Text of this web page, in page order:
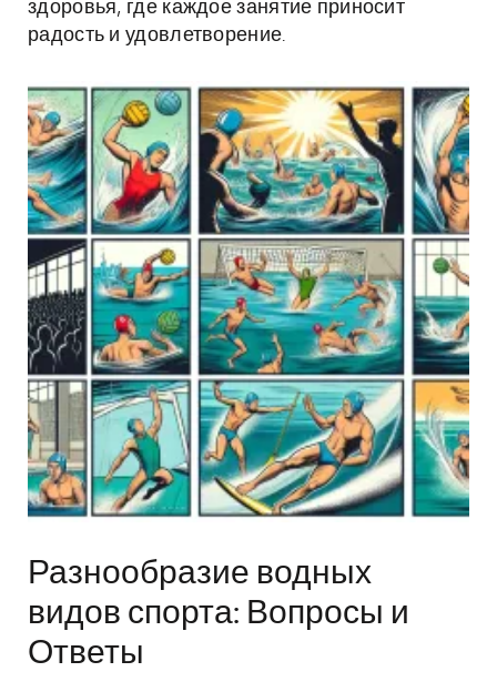
здоровья, где каждое занятие приносит
радость и удовлетворение.
Разнообразие водных
видов спорта: Вопросы и
Ответы